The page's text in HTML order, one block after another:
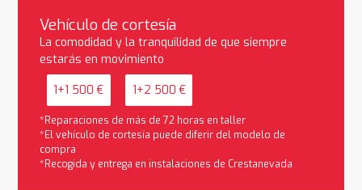
Vehículo de cortesía
La comodidad y la tranquilidad de que siempre
estarás en movimiento
1+1 500 € 1+2 500 €
*Reparaciones de más de 72 horas en taller
*El vehículo de cortesía puede diferir del modelo de
compra
*Recogida y entrega en instalaciones de Crestanevada